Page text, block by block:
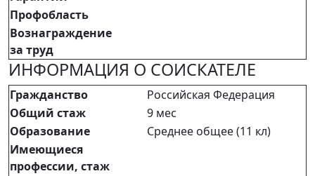
Профобласть
Вознаграждение
за труд
ИНФОРМАЦИЯ О СОИСКАТЕЛЕ
Гражданство
Российская Федерация
Общий стаж
9 мес
Образование
Среднее общее (11 кл)
Имеющиеся
профессии, стаж